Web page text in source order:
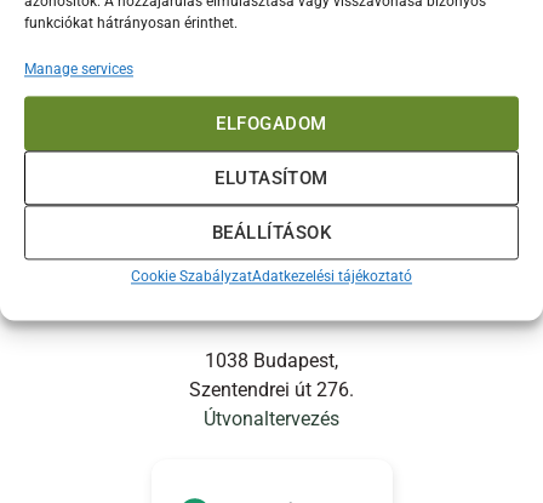
funkciókat hátrányosan érinthet.
Manage services
ELFOGADOM
ELUTASÍTOM
BEÁLLÍTÁSOK
Cookie SzabályzatAdatkezelési tájékoztató
INFORMÁCIÓK
+36 1 4390063
1038 Budapest,
Szentendrei út 276.
Útvonaltervezés